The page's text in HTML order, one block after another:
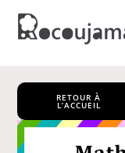
Skip
RETOUR À
L’ACCUEIL